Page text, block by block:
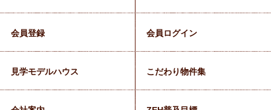
会員登録 会員ログイン
見学モデルハウス こだわり物件集